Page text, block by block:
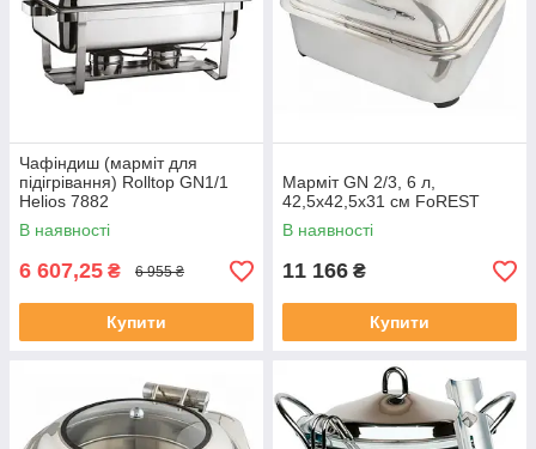
Чафіндиш (марміт для
підігрівання) Rolltop GN1/1
Helios 7882
В наявності
6 607,25 ₴ 6 955 ₴
Купити
Марміт GN 2/3, 6 л,
42,5x42,5x31 см FoREST
В наявності
11 166 ₴
Купити